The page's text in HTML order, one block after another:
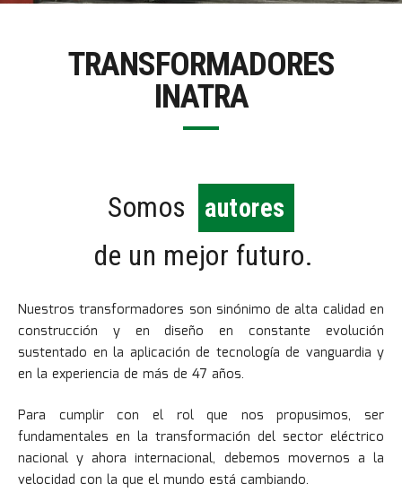
TRANSFORMADORES
INATRA
Somos creadores
de un mejor futuro.
Nuestros transformadores son sinónimo de alta calidad en
construcción y en diseño en constante evolución
sustentado en la aplicación de tecnología de vanguardia y
en la experiencia de más de 47 años.
Para cumplir con el rol que nos propusimos, ser
fundamentales en la transformación del sector eléctrico
nacional y ahora internacional, debemos movernos a la
velocidad con la que el mundo está cambiando.